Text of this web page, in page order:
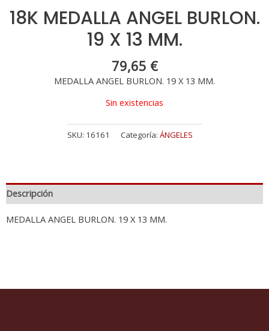
18K MEDALLA ANGEL BURLON.
19 X 13 MM.
79,65 €
MEDALLA ANGEL BURLON. 19 X 13 MM.
Sin existencias
SKU: 16161 Categoría: ÁNGELES
Descripción
MEDALLA ANGEL BURLON. 19 X 13 MM.